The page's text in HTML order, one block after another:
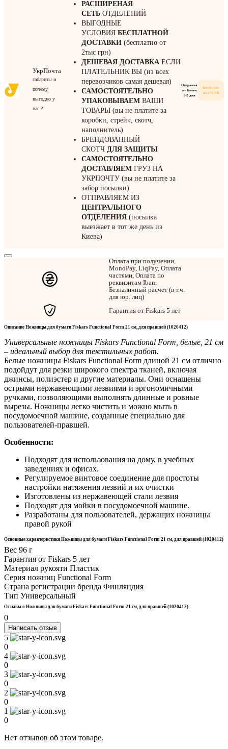
УкрПочта
габариты и
почему
выгодно у
нас ?
РАСШИРЕНАЯ
СЕТЬ ОТДЕЛЕНИЙ
ВЫГОДНЫЕ
УСЛОВИЯ БЕСПЛАТНОЙ
ДОСТАВКИ (бесплатно от
2тыс грн)
ДЕШЕВАЯ ДОСТАВКА ЕСЛИ
ПЛАТЕЛЬНИК ВЫ (из всех
перевозчиков самая дешевая)
САМОСТОЯТЕЛЬНО
УПАКОВЫВАЕМ ВАШИ
ТОВАРЫ (вы не платите за
коробки, стрейч, скотч,
наполнитель)
БРЕНДОВАННЫЙ
СКОТЧ ДЛЯ ЗАЩИТЫ
САМОСТОЯТЕЛЬНО
ДОСТАВЛЯЕМ ГРУЗ НА
УКРПОЧТУ (вы не платите за
забор посылки)
ОТПРАВЛЯЕМ ИЗ
ЦЕНТРАЛЬНОГО
ОТДЕЛЕНИЯ (посылка
выезжает в тот же день из
Киева)
Отправка
из Киева
1-2 дня
Бесплатно
от 2000 ₴
Оплата при получении,
MonoPay, LiqPay, Оплата
частями, Оплата по
реквизитам Iban,
Безналичный расчет (в т.ч.
для юр. лиц)
Гарантия от Fiskars 5 лет
Описание Ножницы для бумаги Fiskars Functional Form 21 см, для правшей (1020412)
Универсальные ножницы Fiskars Functional Form, белые, 21 см
– идеальный выбор для текстильных работ.
Белые ножницы Fiskars Functional Form длиной 21 см отлично
подойдут для резки широкого спектра тканей, включая
джинсы, полиэстер и другие материалы. Они оснащены
острыми нержавеющими лезвиями и эргономичными
ручками, позволяющими выполнять длинные и ровные
вырезы. Ножницы легко чистить и можно мыть в
посудомоечной машине, созданные специально для
пользователей-правшей.
Особенности:
Подходят для использования на дому, в учебных
заведениях и офисах.
Регулируемое винтовое соединение для простоты
настройки натяжения лезвий и их очистки
Изготовлены из нержавеющей стали лезвия
Подходят для мойки в посудомоечной машине.
Разработаны для пользователей, держащих ножницы
правой рукой
Основные характеристики Ножницы для бумаги Fiskars Functional Form 21 см, для правшей (1020412)
Вес 96 г
Гарантия от Fiskars 5 лет
Материал рукояти Пластик
Серия ножниц Functional Form
Страна регистрации бренда Финляндия
Тип Универсальный
Отзывы о Ножницы для бумаги Fiskars Functional Form 21 см, для правшей (1020412)
0
Написать отзыв
5
0
4
0
3
0
2
0
1
0
Нет отзывов об этом товаре.